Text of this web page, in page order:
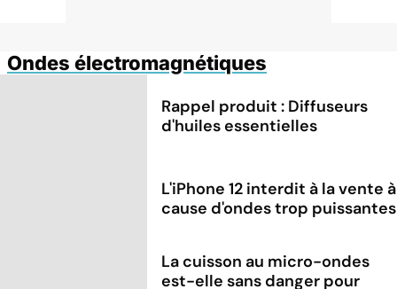
Ondes électromagnétiques
Rappel produit : Diffuseurs
d'huiles essentielles
L'iPhone 12 interdit à la vente à
cause d'ondes trop puissantes
La cuisson au micro-ondes
est-elle sans danger pour